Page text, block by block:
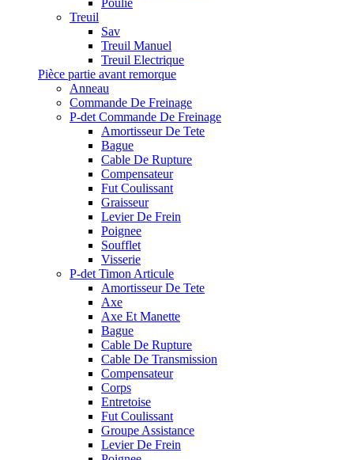
Poulie
Treuil
Sav
Treuil Manuel
Treuil Electrique
Pièce partie avant remorque
Anneau
Commande De Freinage
P-det Commande De Freinage
Amortisseur De Tete
Bague
Cable De Rupture
Compensateur
Fut Coulissant
Graisseur
Levier De Frein
Poignee
Soufflet
Visserie
P-det Timon Articule
Amortisseur De Tete
Axe
Axe Et Manette
Bague
Cable De Rupture
Cable De Transmission
Compensateur
Corps
Entretoise
Fut Coulissant
Groupe Assistance
Levier De Frein